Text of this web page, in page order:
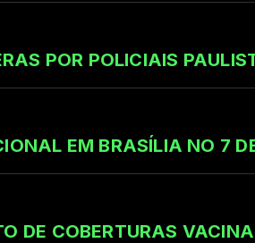
POR POLICIAIS
EM BRASÍLIA NO 7
DE COBERTURAS